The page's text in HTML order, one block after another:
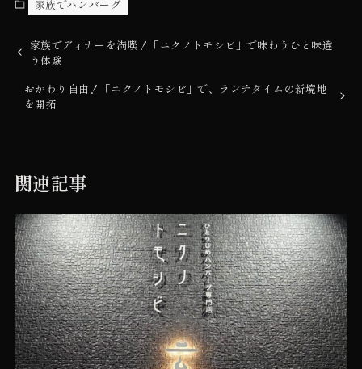
家族でハンバーグ
家族でディナーを満喫！「ニクノトモシビ」で味わうひと味違
う体験
おかわり自由！「ニクノトモシビ」で、ランチタイムの新境地
を開拓
関連記事